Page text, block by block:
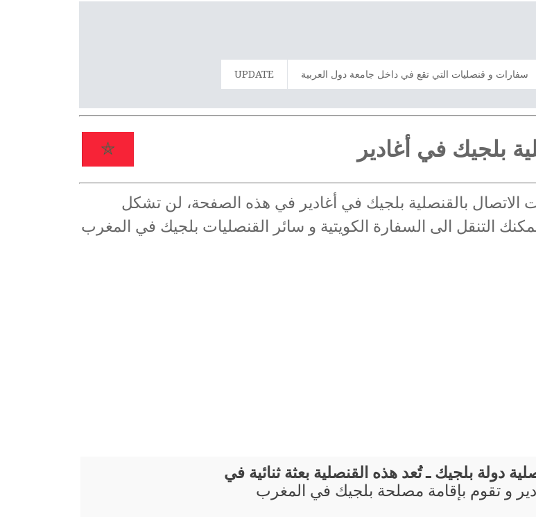
سفارات و قنصليات التي تقع في داخل جامعة دول العربية UPDATE
بلجيك في أغادير
الاتصال بالقنصلية بلجيك في أغادير في هذه الصفحة، لن تشكل
التنقل الى السفارة الكويتية و سائر القنصليات بلجيك في المغرب
دولة بلجيك ـ تُعد هذه القنصلية بعثة ثنائية في
و تقوم بإقامة مصلحة بلجيك في المغرب